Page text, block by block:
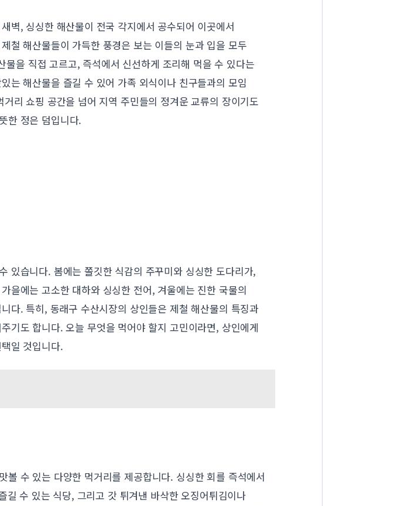
벽, 싱싱한 해산물이 전국 각지에서 공수되어 이곳에서
철 해산물들이 가득한 풍경은 보는 이들의 눈과 입을 모두
을 직접 고르고, 즉석에서 신선하게 조리해 먹을 수 있다는
는 해산물을 즐길 수 있어 가족 외식이나 친구들과의 모임
리 쇼핑 공간을 넘어 지역 주민들의 정겨운 교류의 장이기도
한 정은 덤입니다.
있습니다. 봄에는 쫄깃한 식감의 주꾸미와 싱싱한 도다리가,
을에는 고소한 대하와 싱싱한 전어, 겨울에는 진한 국물의
다. 특히, 동래구 수산시장의 상인들은 제철 해산물의 특징과
기도 합니다. 오늘 무엇을 먹어야 할지 고민이라면, 상인에게
일 것입니다.
수 있는 다양한 먹거리를 제공합니다. 싱싱한 회를 즉석에서
수 있는 식당, 그리고 갓 튀겨낸 바삭한 오징어튀김이나